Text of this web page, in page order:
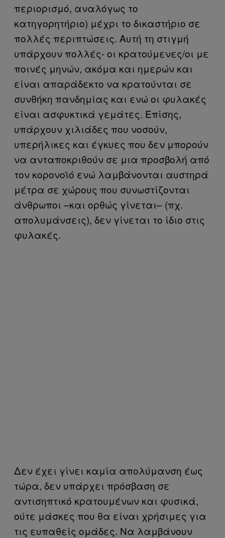
περιορισμό, αναλόγως το
κατηγορητήριο) μέχρι το δικαστήριο σε
πολλές περιπτώσεις. Αυτή τη στιγμή
υπάρχουν πολλές- οι κρατούμενες/οι με
ποινές μηνών, ακόμα και ημερών και
είναι απαράδεκτο να κρατούνται σε
συνθήκη πανδημίας και ενώ οι φυλακές
είναι ασφυκτικά γεμάτες. Επίσης,
υπάρχουν χιλιάδες που νοσούν,
υπερήλικες και έγκυες που δεν μπορούν
να ανταποκριθούν σε μια προσβολή από
τον κορονοϊό ενώ λαμβάνονται αυστηρά
μέτρα σε χώρους που συνωστίζονται
άνθρωποι –και ορθώς γίνεται– (πχ.
απολυμάνσεις), δεν γίνεται το ίδιο στις
φυλακές.
Δεν έχει γίνει καμία απολύμανση έως
τώρα, δεν υπάρχει πρόσβαση σε
αντισηπτικό κρατουμένων και φυσικά,
ούτε μάσκες που θα είναι χρήσιμες για
τις ευπαθείς ομάδες. Να λαμβάνουν